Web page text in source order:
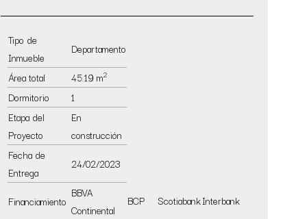
Tipo de
Inmueble
Departamento
Área total
45.19 m2
Dormitorio
1
Etapa del
Proyecto
En
construcción
Fecha de
Entrega
24/02/2023
Financiamiento
BBVA
Continental
BCP ScotiabankInterbank